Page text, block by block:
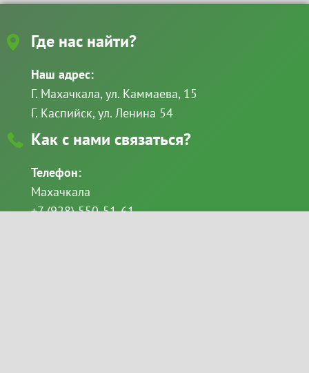
Где нас найти?
Наш адрес:
Г. Махачкала, ул. Каммаева, 15
Г. Каспийск, ул. Ленина 54
Как с нами связаться?
Телефон:
Махачкала
+7 (928) 550-51-61